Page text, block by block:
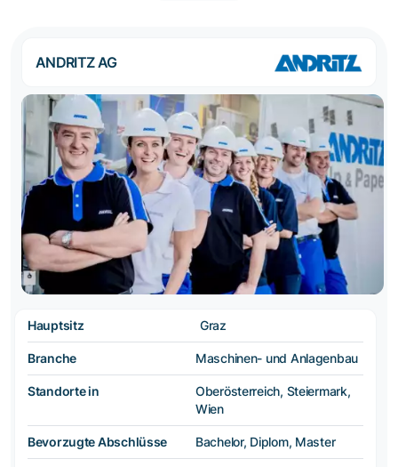
ANDRITZ AG
Hauptsitz Graz
Branche Maschinen- und Anlagenbau
Standorte in
Oberösterreich, Steiermark,
Wien
Bevorzugte Abschlüsse Bachelor, Diplom, Master